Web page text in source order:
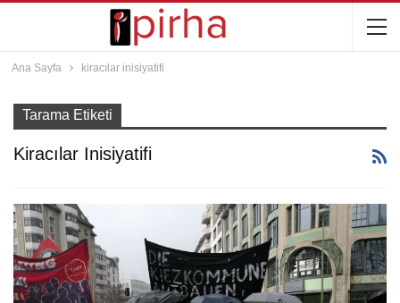
Ana Sayfa kiracılar inisiyatifi
Tarama Etiketi
Kiracılar Inisiyatifi